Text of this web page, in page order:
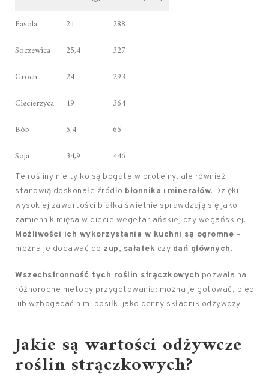
Fasola
21
288
Soczewica
25,4
327
Groch
24
293
Ciecierzyca
19
364
Bób
5,4
66
Soja
34,9 446
Te rośliny nie tylko są bogate w proteiny, ale również
stanowią doskonałe źródło błonnika i minerałów. Dzięki
wysokiej zawartości białka świetnie sprawdzają się jako
zamiennik mięsa w diecie wegetariańskiej czy wegańskiej.
Możliwości ich wykorzystania w kuchni są ogromne –
można je dodawać do zup, sałatek czy dań głównych.
Wszechstronność tych roślin strączkowych pozwala na
różnorodne metody przygotowania: można je gotować, piec
lub wzbogacać nimi posiłki jako cenny składnik odżywczy.
Jakie są wartości odżywcze
roślin strączkowych?